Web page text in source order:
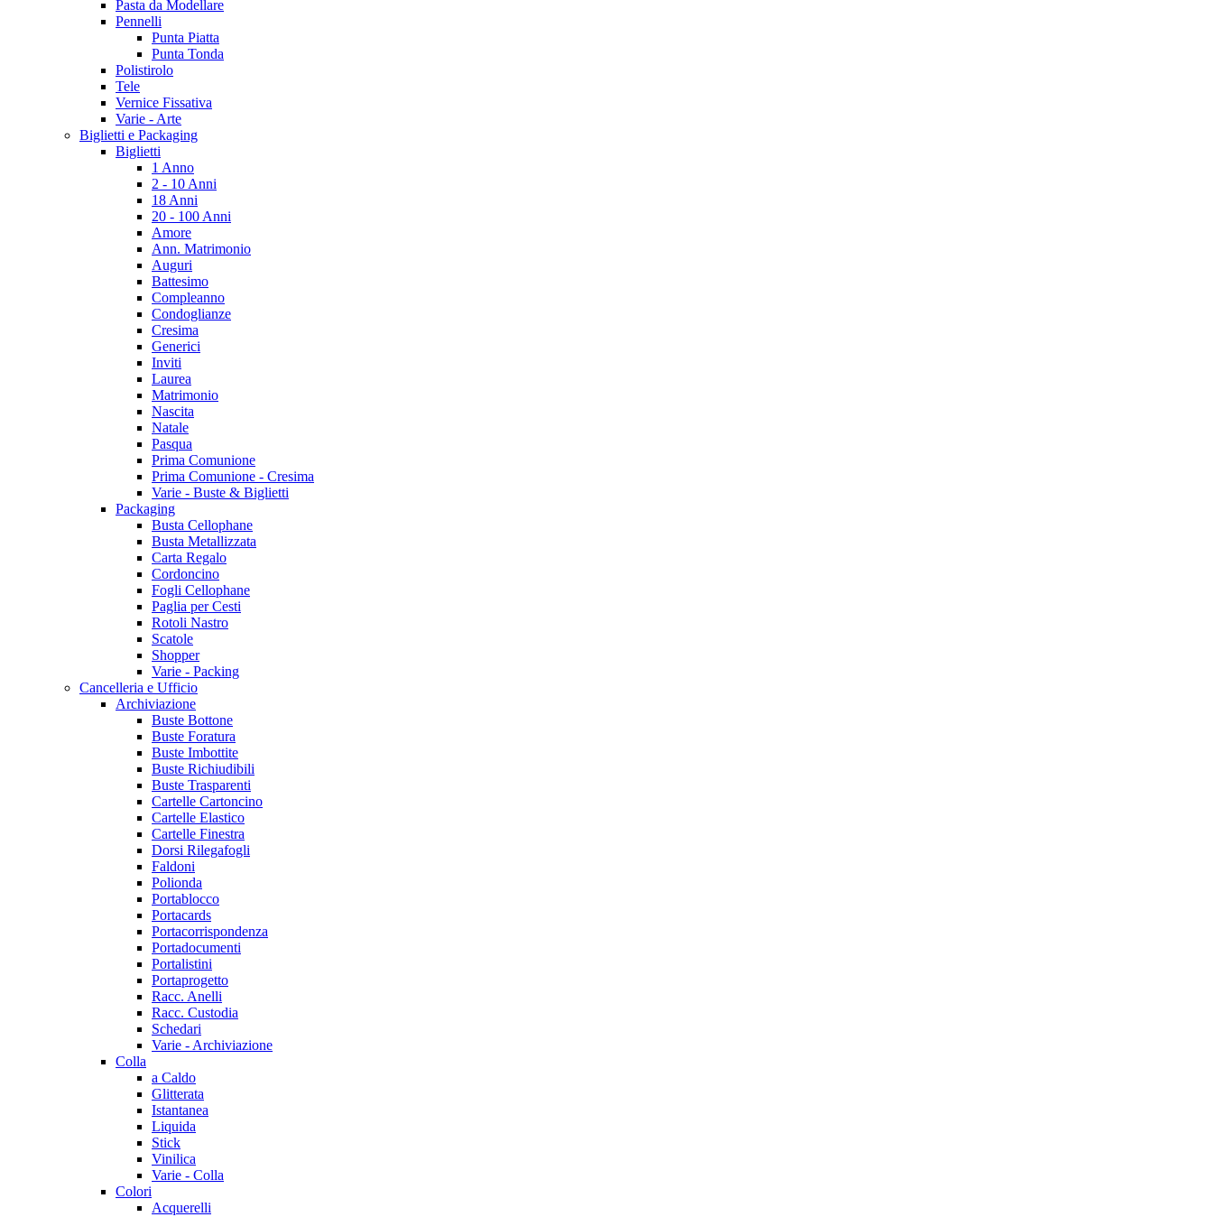
Pasta da Modellare
Pennelli
Punta Piatta
Punta Tonda
Polistirolo
Tele
Vernice Fissativa
Varie - Arte
Biglietti e Packaging
Biglietti
1 Anno
2 - 10 Anni
18 Anni
20 - 100 Anni
Amore
Ann. Matrimonio
Auguri
Battesimo
Compleanno
Condoglianze
Cresima
Generici
Inviti
Laurea
Matrimonio
Nascita
Natale
Pasqua
Prima Comunione
Prima Comunione - Cresima
Varie - Buste & Biglietti
Packaging
Busta Cellophane
Busta Metallizzata
Carta Regalo
Cordoncino
Fogli Cellophane
Paglia per Cesti
Rotoli Nastro
Scatole
Shopper
Varie - Packing
Cancelleria e Ufficio
Archiviazione
Buste Bottone
Buste Foratura
Buste Imbottite
Buste Richiudibili
Buste Trasparenti
Cartelle Cartoncino
Cartelle Elastico
Cartelle Finestra
Dorsi Rilegafogli
Faldoni
Polionda
Portablocco
Portacards
Portacorrispondenza
Portadocumenti
Portalistini
Portaprogetto
Racc. Anelli
Racc. Custodia
Schedari
Varie - Archiviazione
Colla
a Caldo
Glitterata
Istantanea
Liquida
Stick
Vinilica
Varie - Colla
Colori
Acquerelli